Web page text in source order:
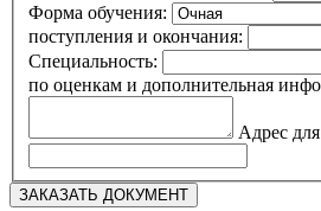
Форма обучения:
поступления и окончания:
Специальность:
по оценкам и дополнительная
Адрес